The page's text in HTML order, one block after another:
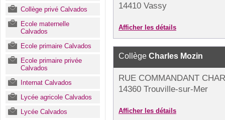
Collège privé Calvados
Ecole maternelle
Calvados
Ecole primaire Calvados
Ecole primaire privée
Calvados
Internat Calvados
Lycée agricole Calvados
Lycée Calvados
14410 Vassy
Afficher les détails
Collège Charles Mozin
RUE COMMANDANT
14360 Trouville-sur-Mer
Afficher les détails